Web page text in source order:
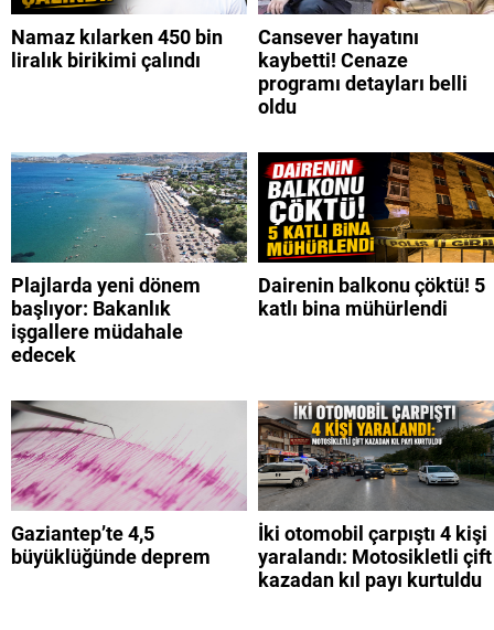
Namaz kılarken 450 bin
liralık birikimi çalındı
Cansever hayatını
kaybetti! Cenaze
programı detayları belli
oldu
Plajlarda yeni dönem
başlıyor: Bakanlık
işgallere müdahale
edecek
Dairenin balkonu çöktü! 5
katlı bina mühürlendi
Gaziantep’te 4,5
büyüklüğünde deprem
İki otomobil çarpıştı 4 kişi
yaralandı: Motosikletli çift
kazadan kıl payı kurtuldu